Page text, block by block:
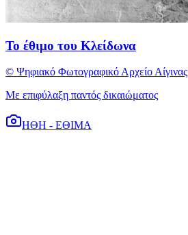
Το έθιμο του Κλείδωνα
© Ψηφιακό Φωτογραφικό Αρχείο Αίγινας
Με επιφύλαξη παντός δικαιώματος
ΗΘΗ - ΕΘΙΜΑ